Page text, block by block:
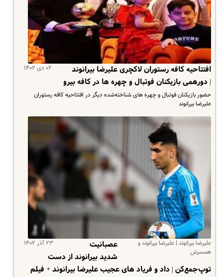
۰۲ دی ۱۴۰۲
افتتاحیه کافه رستوران لاکچری علیرضا بیرانوند
| دورهمی بازیکنان فوتبال و چهره ها در کافه بیرو
حضور بازیکنان فوتبال و چهره های شناخته‌شده دیگر در افتتاحیه کافه رستوران
علیرضا بیرانوند
علیرضا بیرانوند | علیرضا بیرانوند و
همسرش
۲۳ آذر ۱۴۰۲
عصبانیت
شدید بیرانوند از دست
توپ‌جمع‌کن‌ | داد و فریاد های عجیب علیرضا بیرانوند + فیلم